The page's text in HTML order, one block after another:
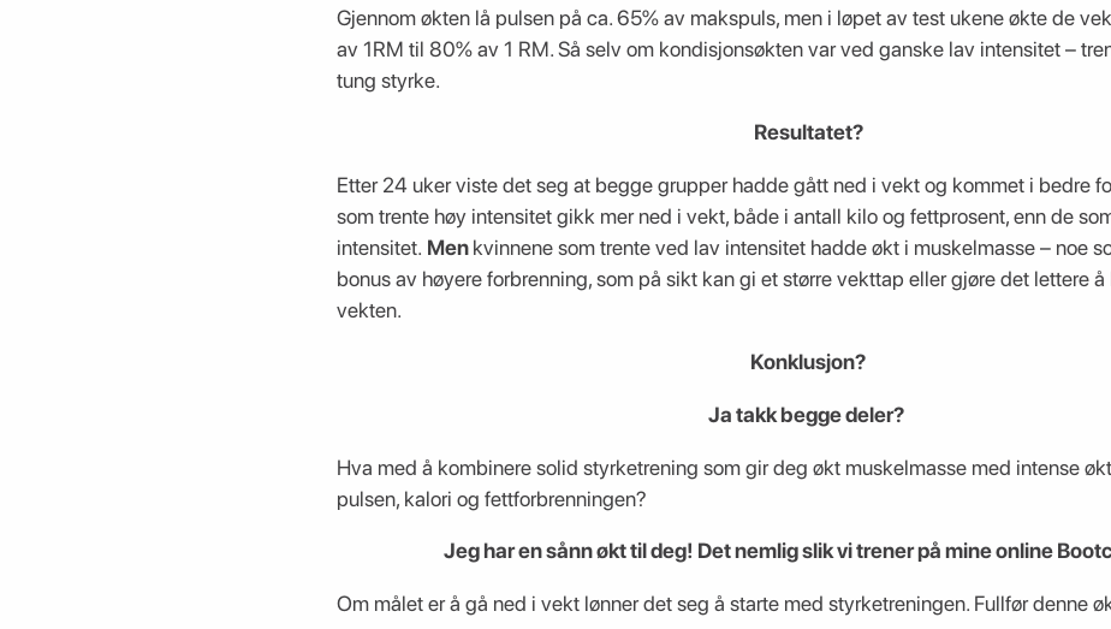
Gjennom økten lå pulsen på ca. 65% av makspuls, men i løpet av test ukene økte de
av 1RM til 80% av 1 RM. Så selv om kondisjonsøkten var ved ganske lav intensitet –
tung styrke.
Resultatet?
Etter 24 uker viste det seg at begge grupper hadde gått ned i vekt og kommet i bedre
som trente høy intensitet gikk mer ned i vekt, både i antall kilo og fettprosent, enn de
intensitet. Menkvinnene som trente ved lav intensitet hadde økt i muskelmasse – noe
bonus av høyere forbrenning, som på sikt kan gi et større vekttap eller gjøre det lettere
vekten.
Konklusjon?
Ja takk begge deler?
Hva med å kombinere solid styrketrening som gir deg økt muskelmasse med intense
pulsen, kalori og fettforbrenningen?
Jeg har en sånn økt til deg! Det nemlig slik vi trener på mine online
Om målet er å gå ned i vekt lønner det seg å starte med styrketreningen. Fullfør denne